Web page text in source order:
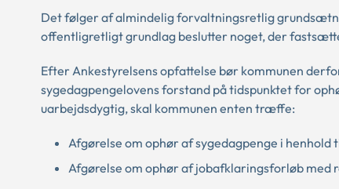
Det følger af almindelig forvaltningsretlig
offentligretligt grundlag beslutter noget, der
Efter Ankestyrelsens opfattelse bør kommunen
sygedagpengelovens forstand på tidspunktet for
uarbejdsdygtig, skal kommunen enten træffe:
Afgørelse om ophør af sygedagpenge i henhold
Afgørelse om ophør af jobafklaringsforløb med